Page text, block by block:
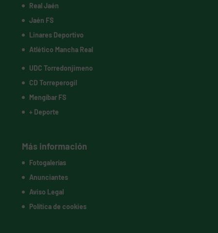
Real Jaén
Jaén FS
Linares Deportivo
Atlético Mancha Real
UDC Torredonjimeno
CD Torreperogil
Mengíbar FS
+ Deporte
Más información
Fotogalerías
Anunciantes
Aviso Legal
Política de cookies